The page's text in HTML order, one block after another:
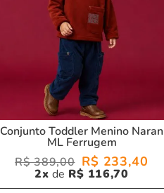
Conjunto Toddler Menino Naran
ML Ferrugem
R$ 389,00 R$ 233,40
2 R$ 116,70